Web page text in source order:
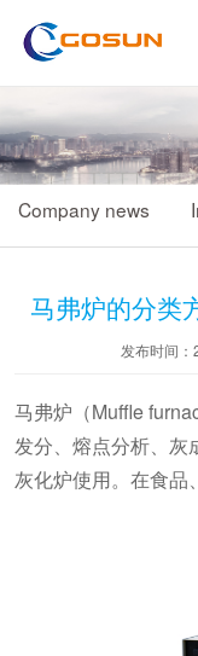
Company news
马弗炉的分类
发布时间
马弗炉（Muffle
发分、熔点分析、灰
灰化炉使用。在食品